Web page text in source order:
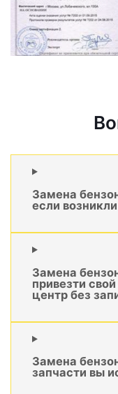
Замена
если
Замена
привезти
центр без
Замена
запчасти вы